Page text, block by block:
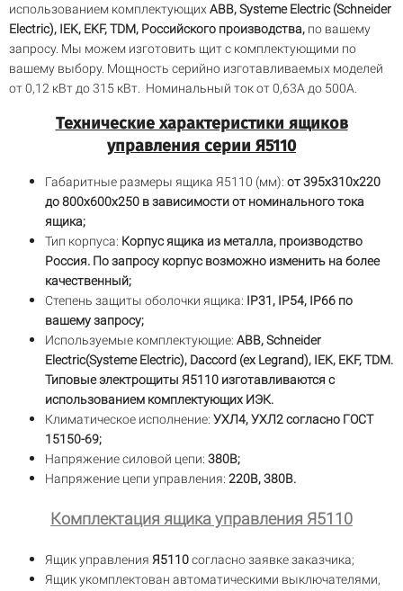
использованием комплектующих ABB, Systeme Electric (Schneider
Electric), IEK, EKF, TDM, Российского производства, по вашему
запросу. Мы можем изготовить щит с комплектующими по
вашему выбору. Мощность серийно изготавливаемых моделей
от 0,12 кВт до 315 кВт. Номинальный ток от 0,63А до 500А.
Технические характеристики ящиков
управления серии Я5110
Габаритные размеры ящика Я5110 (мм): от 395х310х220
до 800х600х250 в зависимости от номинального тока
ящика;
Тип корпуса: Корпус ящика из металла, производство
Россия. По запросу корпус возможно изменить на более
качественный;
Степень защиты оболочки ящика: IP31, IP54, IP66 по
вашему запросу;
Используемые комплектующие: ABB, Schneider
Electric(Systeme Electric), Daccord (ex Legrand), IEK, EKF, TDM.
Типовые электрощиты Я5110 изготавливаются с
использованием комплектующих ИЭК.
Климатическое исполнение: УХЛ4, УХЛ2 согласно ГОСТ
15150-69;
Напряжение силовой цепи: 380В;
Напряжение цепи управления: 220В, 380В.
Комплектация ящика управления Я5110
Ящик управления Я5110согласно заявке заказчика;
Ящик укомплектован автоматическими выключателями,